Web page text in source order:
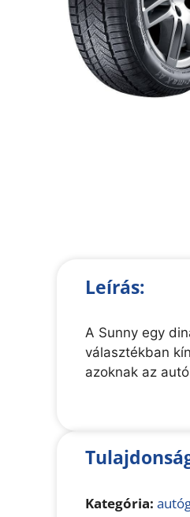
Leírás:
A Sunny egy
választékban
azoknak az
Kategória: